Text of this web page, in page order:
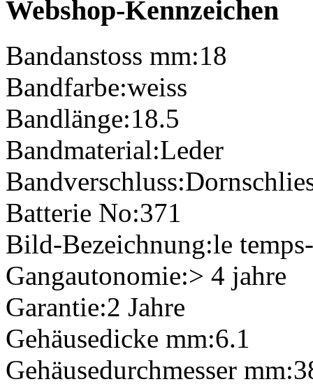
Webshop-Kennzeichen
Bandanstoss mm:18
Bandfarbe:weiss
Bandlänge:18.5
Bandmaterial:Leder
Bandverschluss:
Batterie No:371
Bild-Bezeichnung:le
Gangautonomie:> 4 jahre
Garantie:2 Jahre
Gehäusedicke mm:6.1
Gehäusedurchmesser mm: